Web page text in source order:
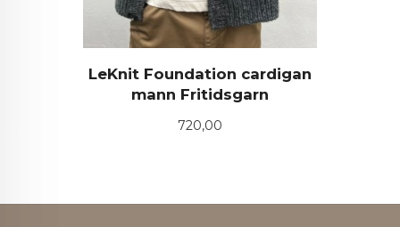
LeKnit Foundation cardigan
mann Fritidsgarn
Pris
720,00